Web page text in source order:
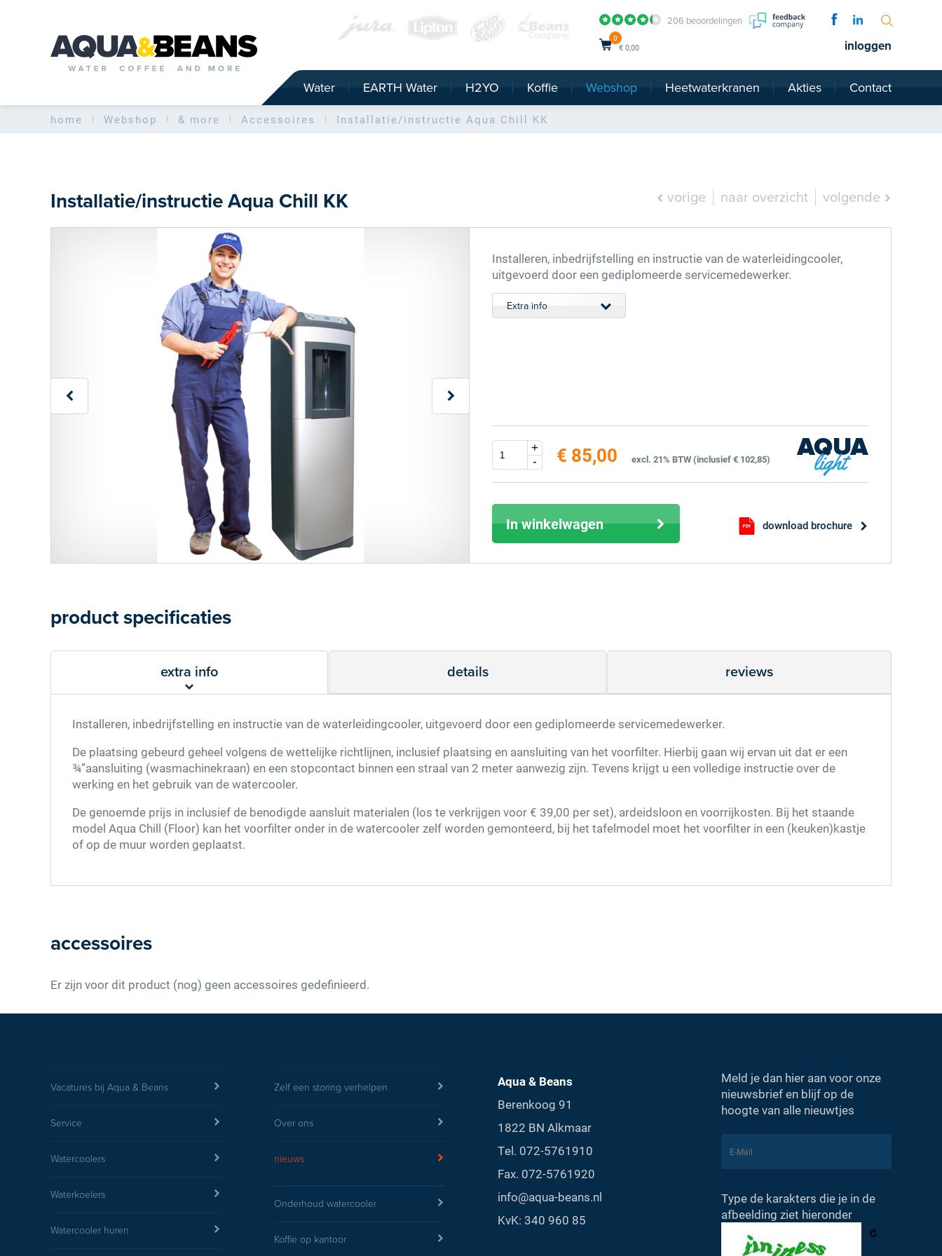
Type de karakters die je in de afbeelding ziet
206 beoordelingen
0
€ 0,00 inloggen
Water EARTH Water H2YO Koffie Webshop Heetwaterkranen Akties Contact
home Webshop & more Accessoires Installatie/instructie Aqua Chill KK
Installatie/instructie Aqua Chill KK vorige naar overzicht volgende
Installeren, inbedrijfstelling en instructie van de waterleidingcooler,
uitgevoerd door een gediplomeerde servicemedewerker.
Extra info
+
-
€ 85,00 excl. 21% BTW (inclusief € 102,85)
download brochure
In winkelwagen
product specificaties
extra info details reviews
Installeren, inbedrijfstelling en instructie van de waterleidingcooler, uitgevoerd door een gediplomeerde servicemedewerker.
De plaatsing gebeurd geheel volgens de wettelijke richtlijnen, inclusief plaatsing en aansluiting van het voorfilter. Hierbij gaan wij ervan uit dat er een
¾”aansluiting (wasmachinekraan) en een stopcontact binnen een straal van 2 meter aanwezig zijn. Tevens krijgt u een volledige instructie over de
werking en het gebruik van de watercooler.
De genoemde prijs in inclusief de benodigde aansluit materialen (los te verkrijgen voor € 39,00 per set), ardeidsloon en voorrijkosten. Bij het staande
model Aqua Chill (Floor) kan het voorfilter onder in de watercooler zelf worden gemonteerd, bij het tafelmodel moet het voorfilter in een (keuken)kastje
of op de muur worden geplaatst.
accessoires
Er zijn voor dit product (nog) geen accessoires gedefinieerd.
Vacatures bij Aqua & Beans
Service
Watercoolers
Waterkoelers
Watercooler huren
Zelf een storing verhelpen
Over ons
nieuws
Onderhoud watercooler
Koffie op kantoor
Aqua & Beans
Berenkoog 91
1822 BN Alkmaar
Tel. 072-5761910
Fax. 072-5761920
info@aqua-beans.nl
KvK: 340 960 85
Meld je dan hier aan voor onze
nieuwsbrief en blijf op de
hoogte van alle nieuwtjes
Type de karakters die je in de
afbeelding ziet hieronder